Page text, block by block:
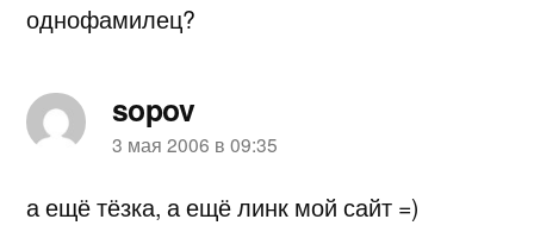
однофамилец?
sopov
пишет:
3 мая 2006 в 09:35
а ещё тёзка, а ещё линк мой сайт =)